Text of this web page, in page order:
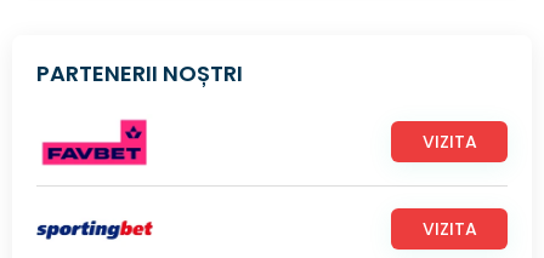
PARTENERII NOȘTRI
VIZITA
VIZITA